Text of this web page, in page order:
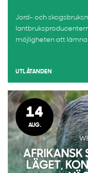
Jord- och
möjligheten att
UTLÅTANDEN
14
AUG.